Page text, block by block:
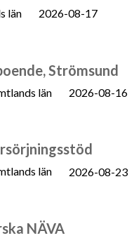
län 2026-08-17
Strömsund
län 2026-08-16
län 2026-08-23
NÄVA